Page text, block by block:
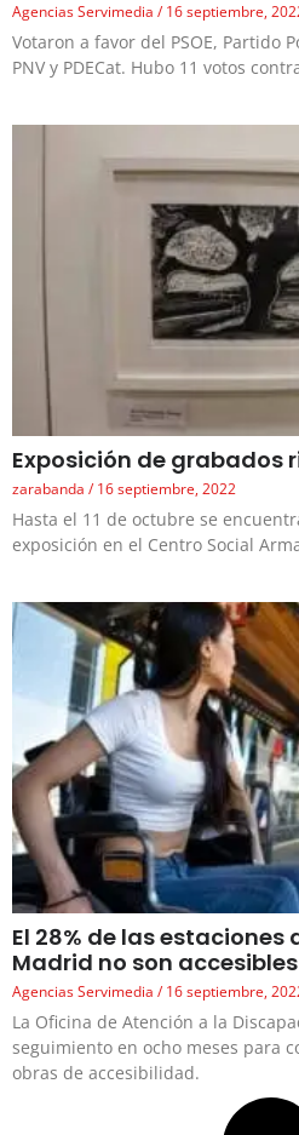
Agencias Servimedia 16 septiembre,
Votaron a favor del PSOE, Partido
PNV y PDECat. Hubo 11 votos
Exposición de grabados
zarabanda 16 septiembre, 2022
Hasta el 11 de octubre se
exposición en el Centro Social
El 28% de las estaciones
Madrid no son accesibles
Agencias Servimedia 16 septiembre,
La Oficina de Atención a la
seguimiento en ocho meses para
obras de accesibilidad.